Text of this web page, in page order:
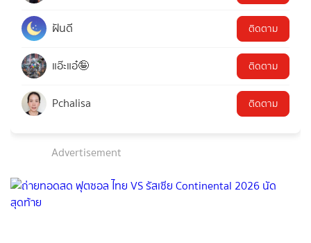
ฝันดี ติดตาม
แอ๊ะแอ๋🤪 ติดตาม
Pchalisa ติดตาม
Advertisement